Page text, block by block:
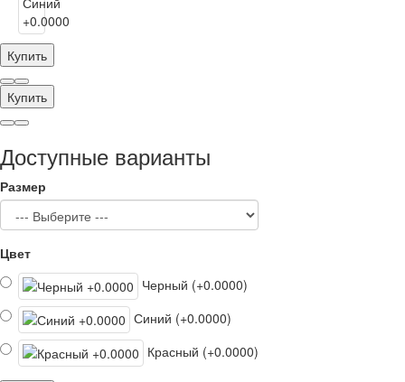
Купить
Купить
Доступные варианты
Размер
Цвет
Черный (+0.0000)
Синий (+0.0000)
Красный (+0.0000)